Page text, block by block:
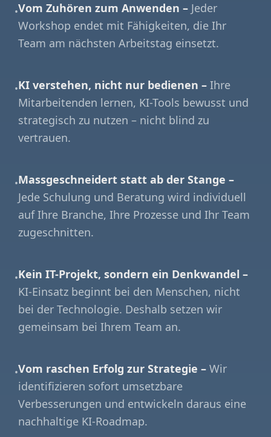
•Vom Zuhören zum Anwenden – Jeder
Workshop endet mit Fähigkeiten, die Ihr
Team am nächsten Arbeitstag einsetzt.
•KI verstehen, nicht nur bedienen – Ihre
Mitarbeitenden lernen, KI-Tools bewusst und
strategisch zu nutzen – nicht blind zu
vertrauen.
•Massgeschneidert statt ab der Stange –
Jede Schulung und Beratung wird individuell
auf Ihre Branche, Ihre Prozesse und Ihr Team
zugeschnitten.
•Kein IT-Projekt, sondern ein Denkwandel –
KI-Einsatz beginnt bei den Menschen, nicht
bei der Technologie. Deshalb setzen wir
gemeinsam bei Ihrem Team an.
•Vom raschen Erfolg zur Strategie – Wir
identifizieren sofort umsetzbare
Verbesserungen und entwickeln daraus eine
nachhaltige KI-Roadmap.